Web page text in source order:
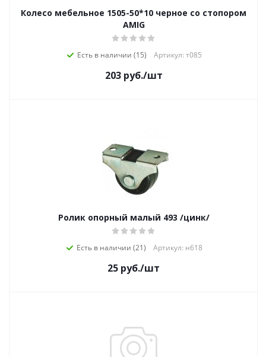
Колесо мебельное 1505-50*10 черное со стопором
AMIG
Есть в наличии (15) Артикул: т085
203руб./шт
Ролик опорный малый 493 /цинк/
Есть в наличии (21) Артикул: н618
25 руб./шт